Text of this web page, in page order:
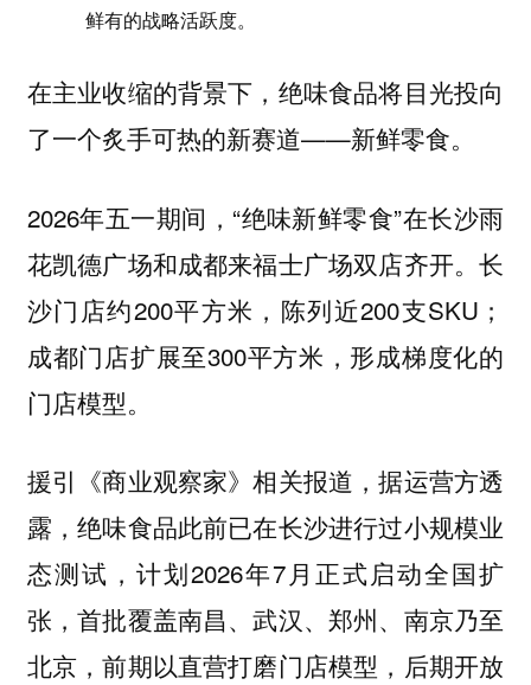
鲜有的战略活跃度。
在主业收缩的背景下，绝味食品将目光投向
了一个炙手可热的新赛道——新鲜零食。
2026年五一期间，“绝味新鲜零食”在长沙雨
花凯德广场和成都来福士广场双店齐开。长
沙门店约200平方米，陈列近200支SKU；
成都门店扩展至300平方米，形成梯度化的
门店模型。
援引《商业观察家》相关报道，据运营方透
露，绝味食品此前已在长沙进行过小规模业
态测试，计划2026年7月正式启动全国扩
张，首批覆盖南昌、武汉、郑州、南京乃至
北京，前期以直营打磨门店模型，后期开放